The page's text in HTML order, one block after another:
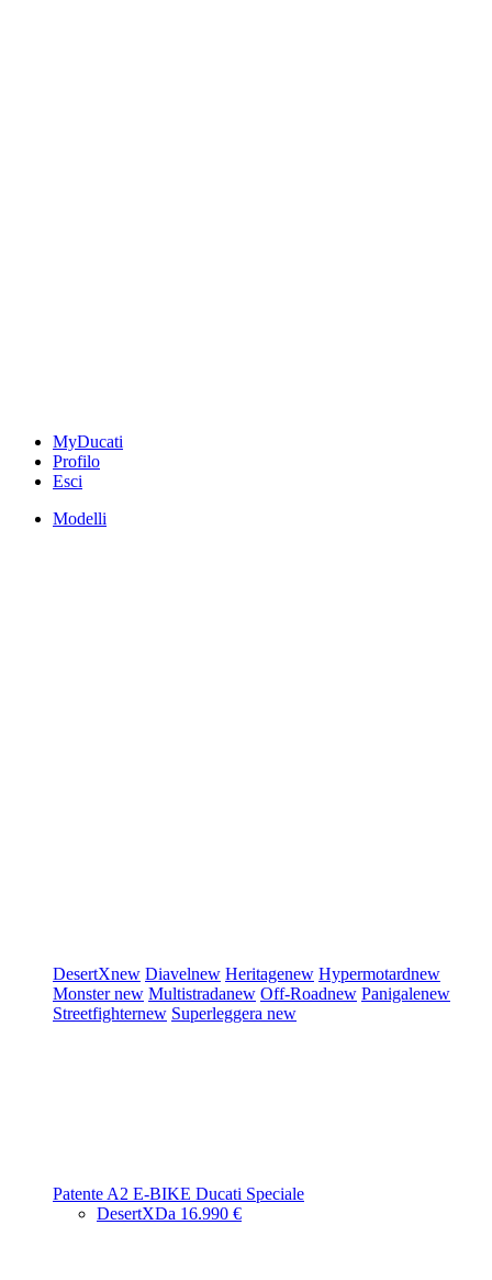
MyDucati
Profilo
Esci
Modelli
DesertXnew Diavelnew Heritagenew Hypermotardnew
Monsternew Multistradanew Off-Roadnew Panigalenew
Streetfighternew Superleggera new
Patente A2 E-BIKE Ducati Speciale
DesertXDa 16.990 €